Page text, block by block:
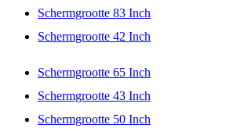
Schermgrootte 83 Inch
Schermgrootte 42 Inch
Schermgrootte 65 Inch
Schermgrootte 43 Inch
Schermgrootte 50 Inch